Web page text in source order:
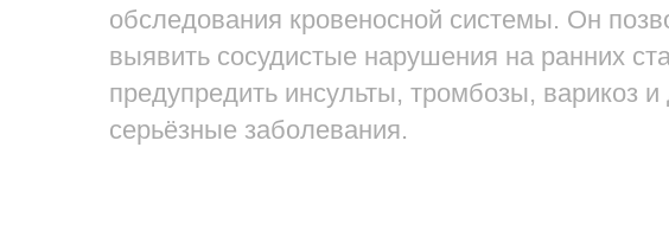
обследования кровеносной системы. Он
выявить сосудистые нарушения на ранних
предупредить инсульты, тромбозы, варикоз и
серьёзные заболевания.